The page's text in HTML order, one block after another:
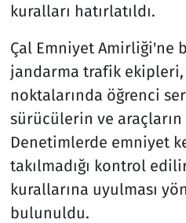
kuralları hatırlatıldı.
Çal Emniyet Amirliği'ne
jandarma trafik
noktalarında öğrenci
sürücülerin ve
Denetimlerde emniyet
takılmadığı kontrol
kurallarına uyulması
bulunuldu.
Televizyon